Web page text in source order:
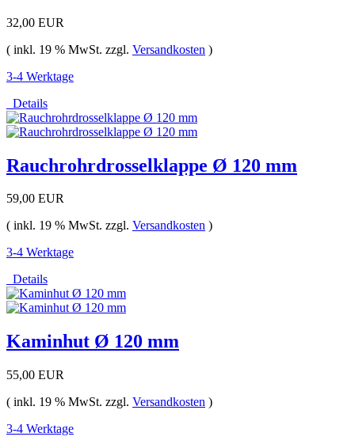
32,00 EUR
( inkl. 19 % MwSt. zzgl. Versandkosten )
3-4 Werktage
Details
Rauchrohrdrosselklappe Ø 120 mm
59,00 EUR
( inkl. 19 % MwSt. zzgl. Versandkosten )
3-4 Werktage
Details
Kaminhut Ø 120 mm
55,00 EUR
( inkl. 19 % MwSt. zzgl. Versandkosten )
3-4 Werktage